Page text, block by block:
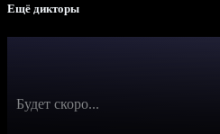
Ещё дикторы
Будет скоро...